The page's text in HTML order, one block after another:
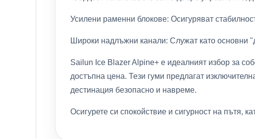
Усилени раменни блокове: Осигуряват
Широки надлъжни канали: Служат като основни
Sailun Ice Blazer Alpine+ е идеалният избор за
достъпна цена. Тези гуми предлагат
дестинация безопасно и навреме.
Осигурете си спокойствие и сигурност на пътя,